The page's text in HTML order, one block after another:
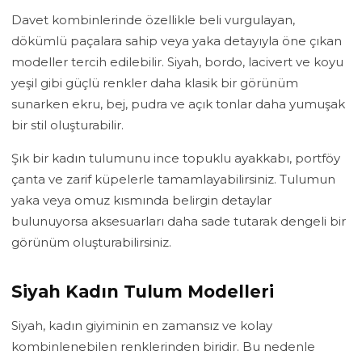
Davet kombinlerinde özellikle beli vurgulayan,
dökümlü paçalara sahip veya yaka detayıyla öne çıkan
modeller tercih edilebilir. Siyah, bordo, lacivert ve koyu
yeşil gibi güçlü renkler daha klasik bir görünüm
sunarken ekru, bej, pudra ve açık tonlar daha yumuşak
bir stil oluşturabilir.
Şık bir kadın tulumunu ince topuklu ayakkabı, portföy
çanta ve zarif küpelerle tamamlayabilirsiniz. Tulumun
yaka veya omuz kısmında belirgin detaylar
bulunuyorsa aksesuarları daha sade tutarak dengeli bir
görünüm oluşturabilirsiniz.
Siyah Kadın Tulum Modelleri
Siyah, kadın giyiminin en zamansız ve kolay
kombinlenebilen renklerinden biridir. Bu nedenle